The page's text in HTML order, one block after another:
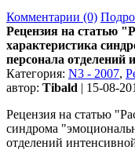
Комментарии (0)
Рецензия на статью
характеристика
персонала отделений
Категория: N3 - 2007,
автор: Tibald | 15-08-
Рецензия на статью
синдрома
отделений